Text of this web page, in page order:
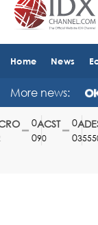
Home News
More news:
ACST
90
ADES
35550